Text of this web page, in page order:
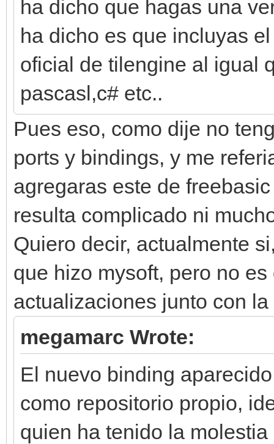
ha dicho que hagas una
ha dicho es que incluyas
oficial de tilengine al igual
pascasl,c# etc..
Pues eso, como dije no
ports y bindings, y me
agregaras este de
resulta complicado ni
Quiero decir, actualmente
que hizo mysoft, pero no
actualizaciones junto con
megamarc Wrote:
El nuevo binding
como repositorio propio,
quien ha tenido la